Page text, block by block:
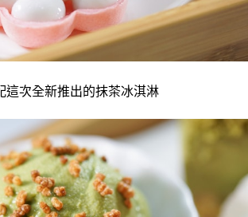
這次全新推出的抹茶冰淇淋